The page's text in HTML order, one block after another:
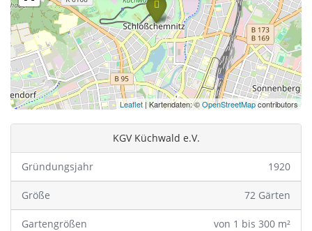
Leaflet| Kartendaten: ©OpenStreetMapcontributors
KGV Küchwald e.V.
Gründungsjahr 1920
Größe 72 Gärten
Gartengrößen von 1 bis 300 m²